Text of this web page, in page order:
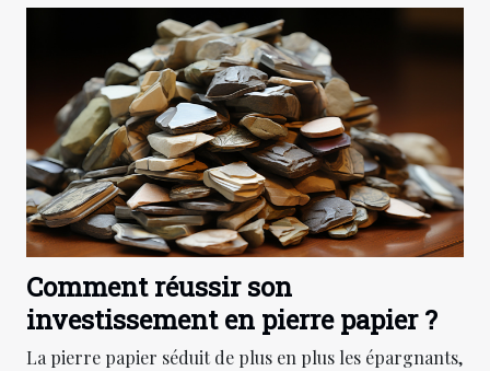
Comment réussir son
investissement en pierre papier ?
La pierre papier séduit de plus en plus les épargnants,